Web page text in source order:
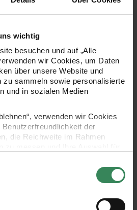
wichtig
besuchen und auf „Alle
wir Cookies, um Daten
über unsere Website und
zu sammeln sowie personalisierte
und in sozialen Medien
verwenden wir Cookies
der
die Reichweite im Rahmen
und kann jederzeit über den
im Fußbereich der Seite
und den Empfängern der
Hot Foil Details verleiht sie
frische Akzente, die sowohl
wirken, und machen die Girlande
an Gardinenstangen oder
für Feierlichkeiten oder als
Wohnzimmer – sie bereichert jedes
Schmücken